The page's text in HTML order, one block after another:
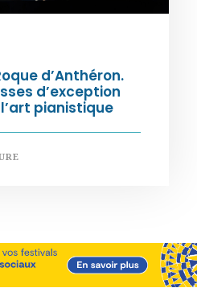
d’Anthéron.
d’exception
pianistique